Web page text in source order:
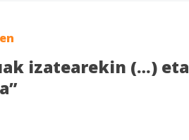
izatearekin (…) eta